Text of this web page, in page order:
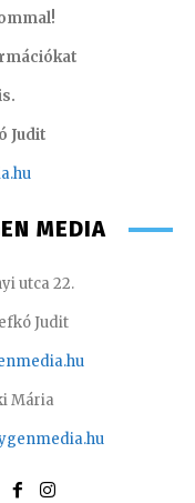
Judit
MEDIA
utca 22.
Judit
Mária